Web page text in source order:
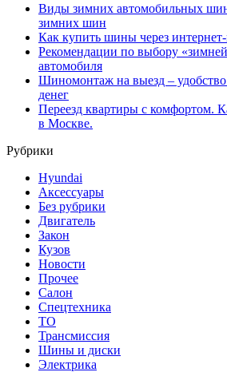
Виды зимних автомобильных
зимних шин
Как купить шины через интернет-
Рекомендации по выбору
автомобиля
Шиномонтаж на выезд –
денег
Переезд квартиры с комфортом.
в Москве.
Рубрики
Hyundai
Аксессуары
Без рубрики
Двигатель
Закон
Кузов
Новости
Прочее
Салон
Спецтехника
ТО
Трансмиссия
Шины и диски
Электрика